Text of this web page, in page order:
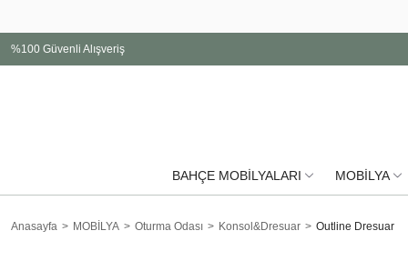
%100 Güvenli Alışveriş
BAHÇE MOBİLYALARI MOBİLYA
Anasayfa MOBİLYA Oturma Odası Konsol&Dresuar Outline Dresuar